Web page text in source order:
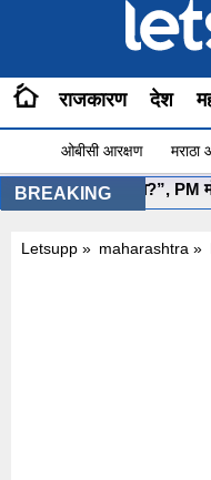
राजकारण देश
ओबीसी आरक्षण मराठा
BREAKING
”योग सुरू आहे ना?”, PM
Letsupp » maharashtra »